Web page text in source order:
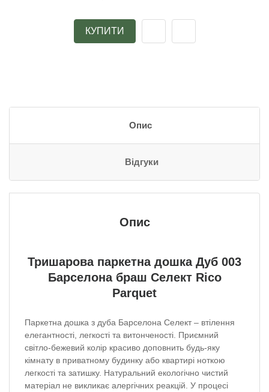
КУПИТИ
Опис
Відгуки
Опис
Тришарова паркетна дошка Дуб 003
Барселона браш Селект Rico
Parquet
Паркетна дошка з дуба Барселона Селект – втілення
елегантності, легкості та витонченості. Приємний
світло-бежевий колір красиво доповнить будь-яку
кімнату в приватному будинку або квартирі ноткою
легкості та затишку. Натуральний екологічно чистий
матеріал не викликає алергічних реакцій. У процесі